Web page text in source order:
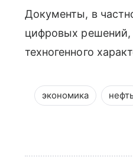
Документы, в
цифровых решений,
техногенного
экономика